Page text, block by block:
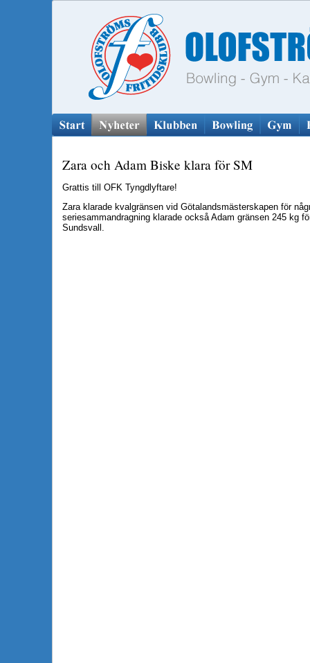
Zara och Adam Biske klara för SM
Grattis till OFK Tyngdlyftare!
Zara klarade kvalgränsen vid Götalandsmästerskapen för
seriesammandragning klarade också Adam gränsen 245 kg
Sundsvall.